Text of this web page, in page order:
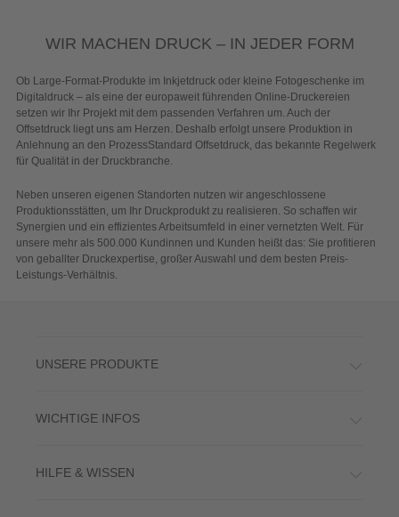
WIR MACHEN DRUCK – IN JEDER FORM
Ob Large-Format-Produkte im Inkjetdruck oder kleine Fotogeschenke im
Digitaldruck – als eine der europaweit führenden Online-Druckereien
setzen wir Ihr Projekt mit dem passenden Verfahren um. Auch der
Offsetdruck liegt uns am Herzen. Deshalb erfolgt unsere Produktion in
Anlehnung an den ProzessStandard Offsetdruck, das bekannte Regelwerk
für Qualität in der Druckbranche.
Neben unseren eigenen Standorten nutzen wir angeschlossene
Produktionsstätten, um Ihr Druckprodukt zu realisieren. So schaffen wir
Synergien und ein effizientes Arbeitsumfeld in einer vernetzten Welt. Für
unsere mehr als 500.000 Kundinnen und Kunden heißt das: Sie profitieren
von geballter Druckexpertise, großer Auswahl und dem besten Preis-
Leistungs-Verhältnis.
UNSERE PRODUKTE
WICHTIGE INFOS
HILFE & WISSEN